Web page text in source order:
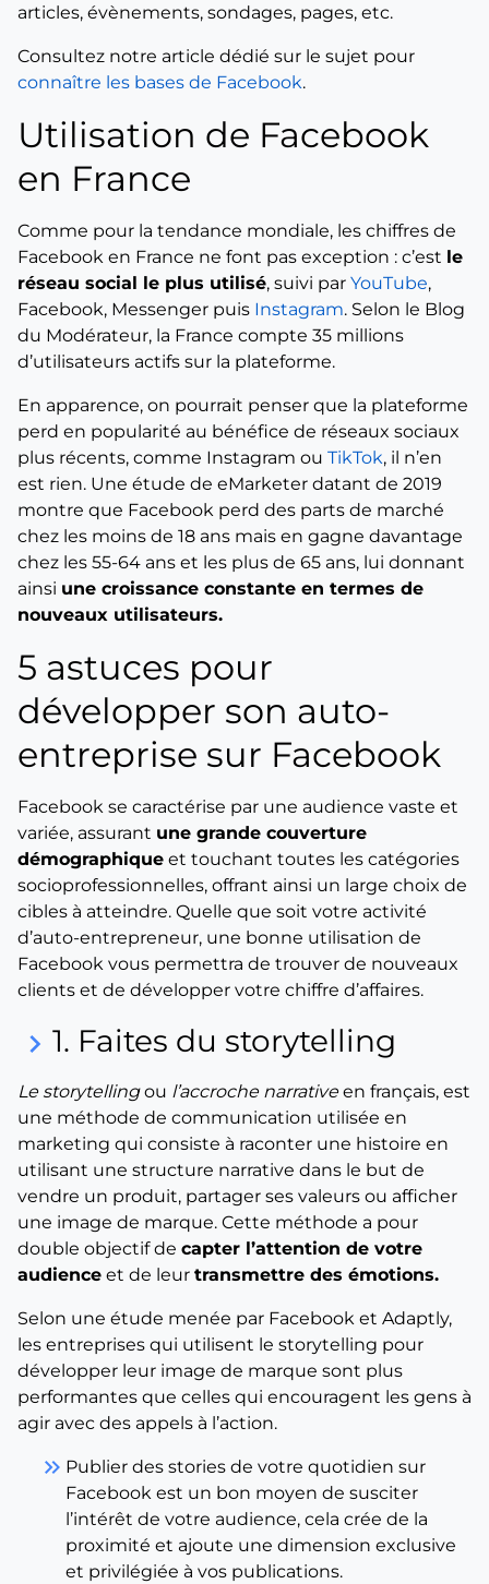
articles, évènements, sondages, pages, etc.
Consultez notre article dédié sur le sujet pour
connaître les bases de Facebook.
Utilisation de Facebook
en France
Comme pour la tendance mondiale, les chiffres de
Facebook en France ne font pas exception : c’est le
réseau social le plus utilisé, suivi par YouTube,
Facebook, Messenger puis Instagram. Selon le Blog
du Modérateur, la France compte 35 millions
d’utilisateurs actifs sur la plateforme.
En apparence, on pourrait penser que la plateforme
perd en popularité au bénéfice de réseaux sociaux
plus récents, comme Instagram ou TikTok, il n’en
est rien. Une étude de eMarketer datant de 2019
montre que Facebook perd des parts de marché
chez les moins de 18 ans mais en gagne davantage
chez les 55-64 ans et les plus de 65 ans, lui donnant
ainsi une croissance constante en termes de
nouveaux utilisateurs.
5 astuces pour
développer son auto-
entreprise sur Facebook
Facebook se caractérise par une audience vaste et
variée, assurant une grande couverture
démographique et touchant toutes les catégories
socioprofessionnelles, offrant ainsi un large choix de
cibles à atteindre. Quelle que soit votre activité
d’auto-entrepreneur, une bonne utilisation de
Facebook vous permettra de trouver de nouveaux
clients et de développer votre chiffre d’affaires.
keyboard_arrow_right 1. Faites du storytelling
Le storytellingou l’accroche narrativeen français, est
une méthode de communication utilisée en
marketing qui consiste à raconter une histoire en
utilisant une structure narrative dans le but de
vendre un produit, partager ses valeurs ou afficher
une image de marque. Cette méthode a pour
double objectif de capter l’attention de votre
audience et de leur transmettre des émotions.
Selon une étude menée par Facebook et Adaptly,
les entreprises qui utilisent le storytelling pour
développer leur image de marque sont plus
performantes que celles qui encouragent les gens à
agir avec des appels à l’action.
keyboard_double_arrow_right Publier des stories de votre quotidien sur
Facebook est un bon moyen de susciter
l’intérêt de votre audience, cela crée de la
proximité et ajoute une dimension exclusive
et privilégiée à vos publications.